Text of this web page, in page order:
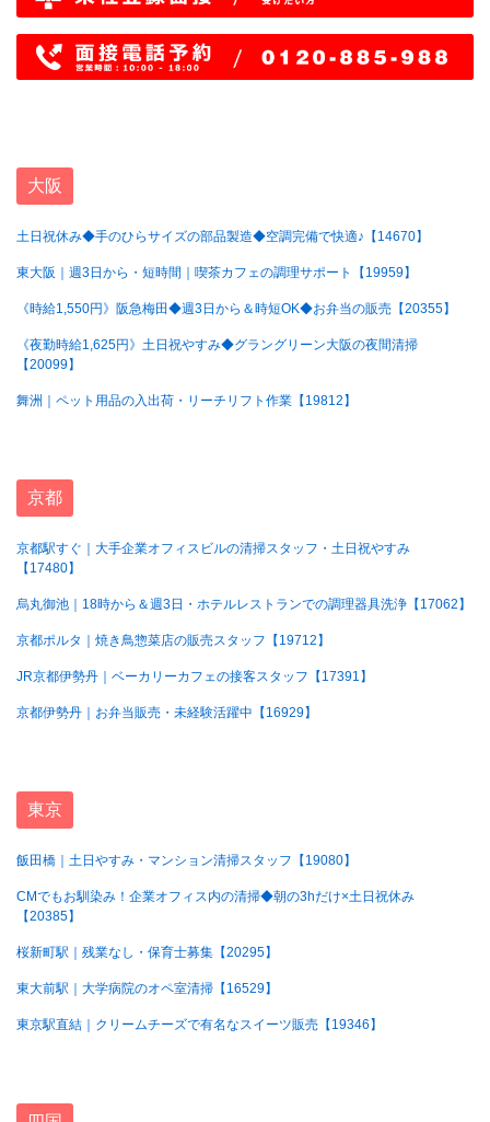
大阪
土日祝休み◆手のひらサイズの部品製造◆空調完備で快適♪【14670】
東大阪｜週3日から・短時間｜喫茶カフェの調理サポート【19959】
《時給1,550円》阪急梅田◆週3日から＆時短OK◆お弁当の販売【20355】
《夜勤時給1,625円》土日祝やすみ◆グラングリーン大阪の夜間清掃
【20099】
舞洲｜ペット用品の入出荷・リーチリフト作業【19812】
京都
京都駅すぐ｜大手企業オフィスビルの清掃スタッフ・土日祝やすみ
【17480】
烏丸御池｜18時から＆週3日・ホテルレストランでの調理器具洗浄【17062】
京都ポルタ｜焼き鳥惣菜店の販売スタッフ【19712】
JR京都伊勢丹｜ベーカリーカフェの接客スタッフ【17391】
京都伊勢丹｜お弁当販売・未経験活躍中【16929】
東京
飯田橋｜土日やすみ・マンション清掃スタッフ【19080】
CMでもお馴染み！企業オフィス内の清掃◆朝の3hだけ×土日祝休み
【20385】
桜新町駅｜残業なし・保育士募集【20295】
東大前駅｜大学病院のオペ室清掃【16529】
東京駅直結｜クリームチーズで有名なスイーツ販売【19346】